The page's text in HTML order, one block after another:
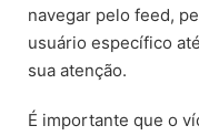
navegar pelo feed,
usuário específico
sua atenção.
É importante que o